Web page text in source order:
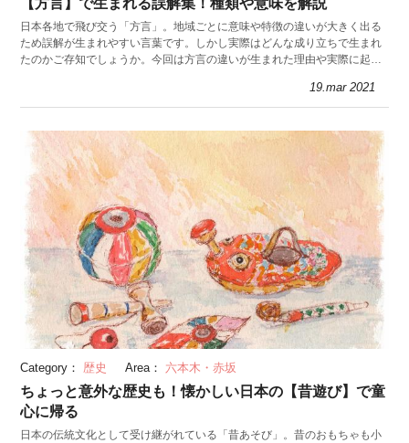
【方言】で生まれる誤解集！種類や意味を解説
日本各地で飛び交う「方言」。地域ごとに意味や特徴の違いが大きく出る
ため誤解が生まれやすい言葉です。しかし実際はどんな成り立ちで生まれ
たのかご存知でしょうか。今回は方言の違いが生まれた理由や実際に起き
19.mar 2021
Category： 歴史 Area： 六本木・赤坂
ちょっと意外な歴史も！懐かしい日本の【昔遊び】で童
心に帰る
日本の伝統文化として受け継がれている「昔あそび」。昔のおもちゃも小